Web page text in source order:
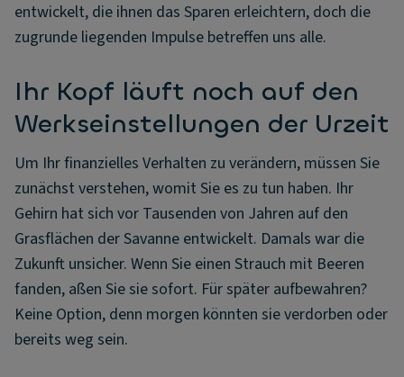
entwickelt, die ihnen das Sparen erleichtern, doch die
zugrunde liegenden Impulse betreffen uns alle.
Ihr Kopf läuft noch auf den
Werkseinstellungen der Urzeit
Um Ihr finanzielles Verhalten zu verändern, müssen Sie
zunächst verstehen, womit Sie es zu tun haben. Ihr
Gehirn hat sich vor Tausenden von Jahren auf den
Grasflächen der Savanne entwickelt. Damals war die
Zukunft unsicher. Wenn Sie einen Strauch mit Beeren
fanden, aßen Sie sie sofort. Für später aufbewahren?
Keine Option, denn morgen könnten sie verdorben oder
bereits weg sein.